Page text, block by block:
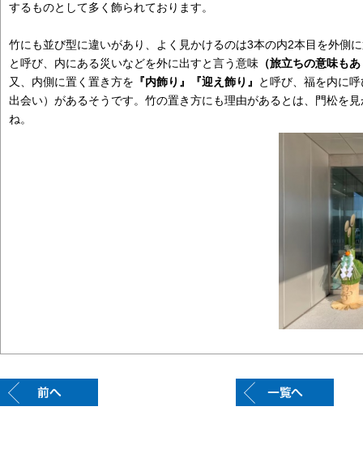
するものとして多く飾られております。
竹にも並び型に違いがあり、よく見かけるのは3本の内2本目を外側
と呼び、内にある災いなどを外に出すと言う意味 （旅立ちの意味も
又、内側に置く置き方を 『内飾り』 『迎え飾り』
と呼び、福を内に
出会い）があるそうです。竹の置き方にも理由があるとは、門松を
ね。